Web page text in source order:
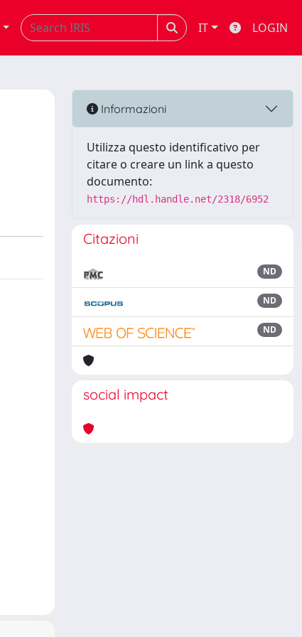
IT LOGIN
Informazioni
Utilizza questo identificativo per
citare o creare un link a questo
documento:
https://hdl.handle.net/2318/6952
Citazioni
ND
ND
ND
social impact